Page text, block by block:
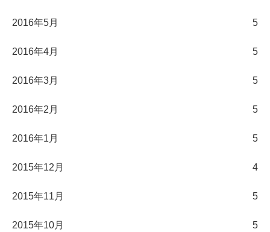
2016年5月 5
2016年4月 5
2016年3月 5
2016年2月 5
2016年1月 5
2015年12月 4
2015年11月 5
2015年10月 5